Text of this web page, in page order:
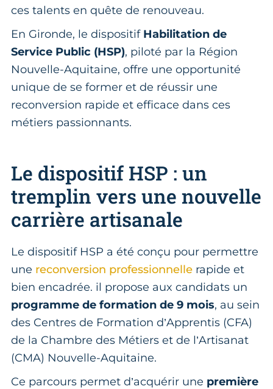
ces talents en quête de renouveau.
En Gironde, le dispositifHabilitation de
Service Public (HSP), piloté par la Région
Nouvelle-Aquitaine, offre une opportunité
unique de se former et de réussir une
reconversion rapide et efficace dans ces
métiers passionnants.
Le dispositif HSP : un
tremplin vers une nouvelle
carrière artisanale
Le dispositif HSP a été conçu pour permettre
une reconversion professionnelle rapide et
bien encadrée. il propose aux candidats un
programme de formation de 9 mois, au sein
des Centres de Formation d’Apprentis (CFA)
de la Chambre des Métiers et de l’Artisanat
(CMA) Nouvelle-Aquitaine.
Ce parcours permet d’acquérir une première